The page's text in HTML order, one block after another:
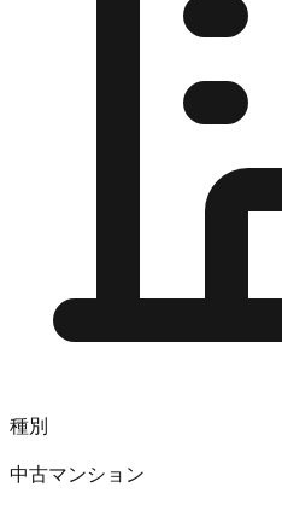
種別
中古マンション